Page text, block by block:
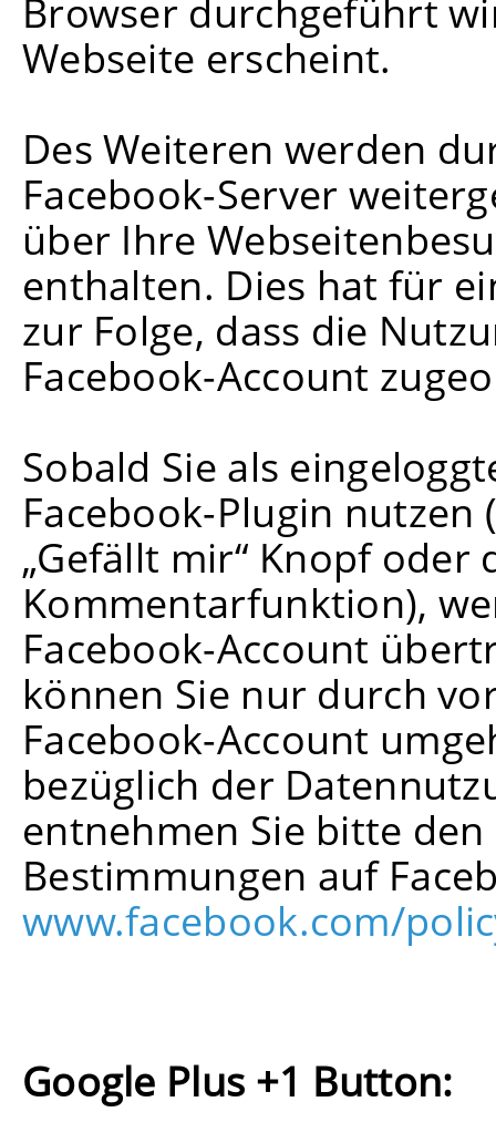
Browser durchgeführt
Webseite erscheint.
Des Weiteren werden
Facebook-Server
über Ihre
enthalten. Dies hat für
zur Folge, dass die
Facebook-Account
Sobald Sie als
Facebook-Plugin nutzen
„Gefällt mir“ Knopf oder
Kommentarfunktion),
Facebook-Account
können Sie nur durch
Facebook-Account
bezüglich der
entnehmen Sie bitte
Bestimmungen auf
www.facebook.com/
Google Plus +1 Button: